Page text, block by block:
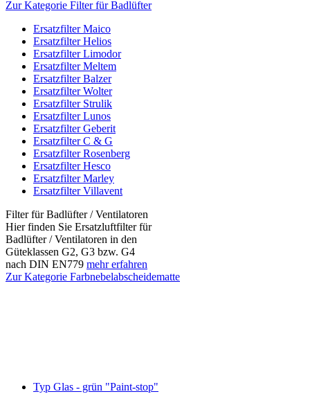
Zur Kategorie Filter für Badlüfter
Ersatzfilter Maico
Ersatzfilter Helios
Ersatzfilter Limodor
Ersatzfilter Meltem
Ersatzfilter Balzer
Ersatzfilter Wolter
Ersatzfilter Strulik
Ersatzfilter Lunos
Ersatzfilter Geberit
Ersatzfilter C & G
Ersatzfilter Rosenberg
Ersatzfilter Hesco
Ersatzfilter Marley
Ersatzfilter Villavent
Filter für Badlüfter / Ventilatoren
Hier finden Sie Ersatzluftfilter für
Badlüfter / Ventilatoren in den
Güteklassen G2, G3 bzw. G4
nach DIN EN779 mehr erfahren
Zur Kategorie Farbnebelabscheidematte
Typ Glas - grün "Paint-stop"